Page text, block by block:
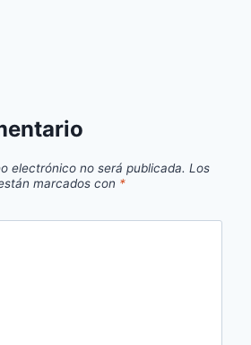
electrónico no será publicada. Los
marcados con *